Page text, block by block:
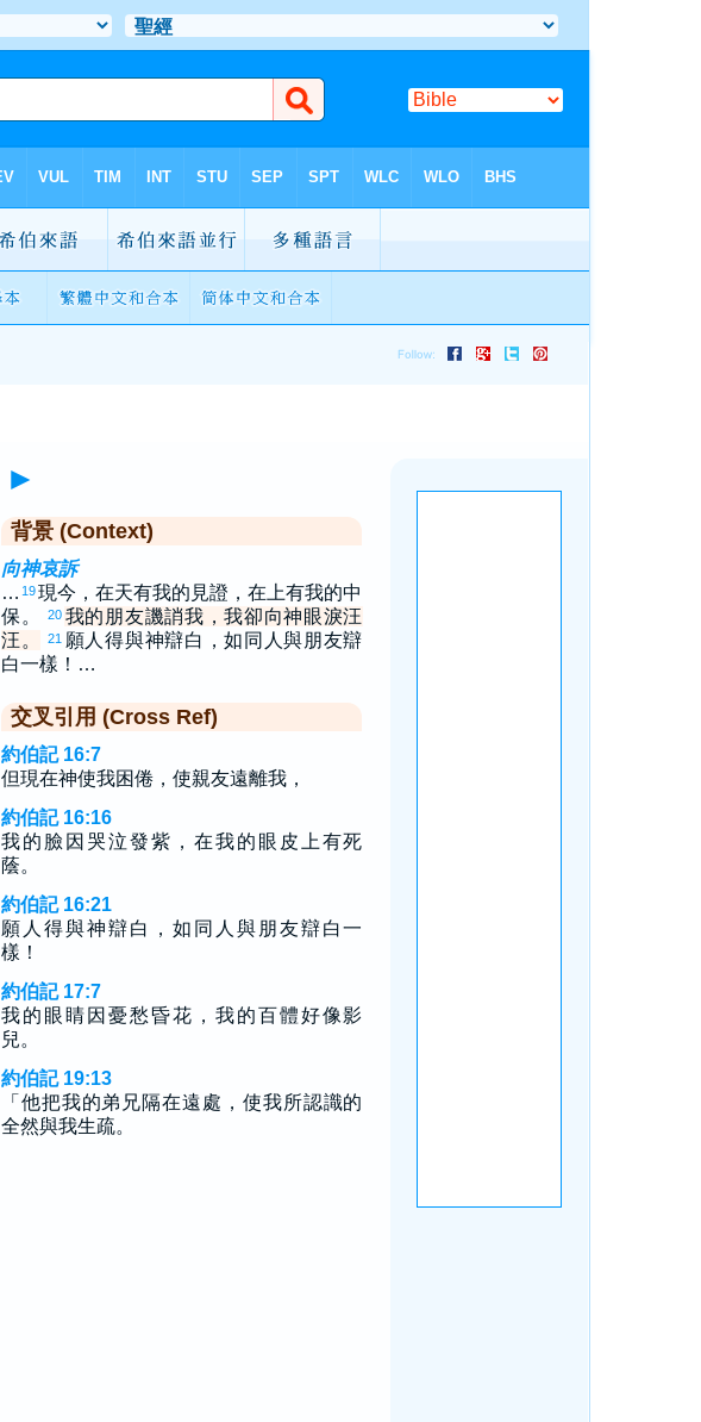
►
背景 (Context)
向神哀訴
… 19現今，在天有我的見證，在上有我的中
保。
20 我的朋友譏誚我，我卻向神眼淚汪
汪。
21 願人得與神辯白，如同人與朋友辯
白一樣！…
交叉引用 (Cross Ref)
約伯記 16:7
但現在神使我困倦，使親友遠離我，
約伯記 16:16
我的臉因哭泣發紫，在我的眼皮上有死
蔭。
約伯記 16:21
願人得與神辯白，如同人與朋友辯白一
樣！
約伯記 17:7
我的眼睛因憂愁昏花，我的百體好像影
兒。
約伯記 19:13
「他把我的弟兄隔在遠處，使我所認識的
全然與我生疏。